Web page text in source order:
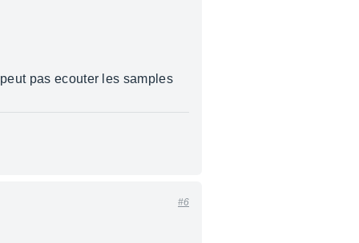
pas ecouter les samples
#6